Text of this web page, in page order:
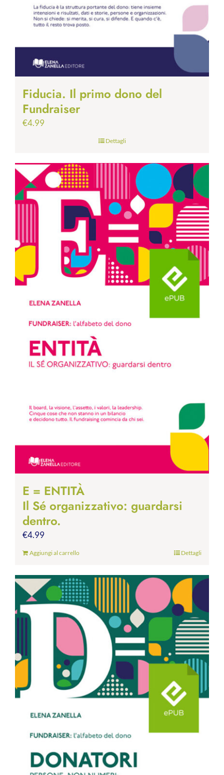
Fiducia. Il primo dono del
Fundraiser
€4.99
Dettagli
E = ENTITÀ
Il Sé organizzativo: guardarsi
dentro.
€4.99
Aggiungi al carrello Dettagli